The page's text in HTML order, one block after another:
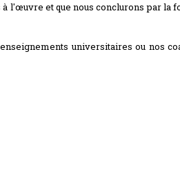
l'œuvre et que nous conclurons par la
universitaires ou nos